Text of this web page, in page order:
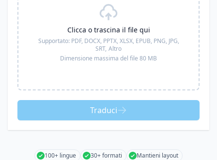
Clicca o trascina il file qui
Supportato: PDF, DOCX, PPTX, XLSX, EPUB, PNG, JPG,
SRT, Altro
Dimensione massima del file 80 MB
Traduci
100+ lingue 30+ formati
Mantieni layout